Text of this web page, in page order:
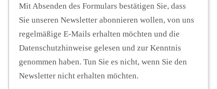
Mit Absenden des Formulars bestätigen Sie, dass
Sie unseren Newsletter abonnieren wollen, von uns
regelmäßige E-Mails erhalten möchten und die
Datenschutzhinweise gelesen und zur Kenntnis
genommen haben. Tun Sie es nicht, wenn Sie den
Newsletter nicht erhalten möchten.